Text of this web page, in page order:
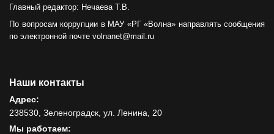
Главный редактор: Нечаева Т.В.
По вопросам коррупции в МАУ «РГ «Волна» направлять сообщения
по электронной почте volnanet@mail.ru
Наши контакты
Адрес:
238530, Зеленоградск, ул. Ленина, 20
Мы работаем: